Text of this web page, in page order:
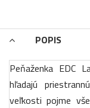
POPIS
Peňaženka EDC
hľadajú
veľkosti pojme